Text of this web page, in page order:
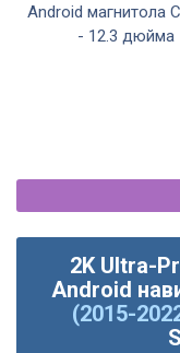
Android магнитола
- 12.3 дюйма
2K Ultra-
Android
(2015-